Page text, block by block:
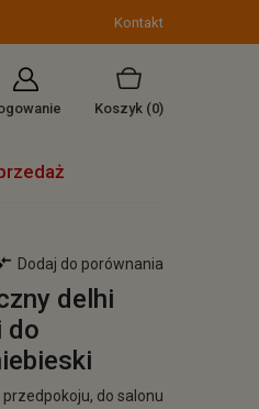
Kontakt
Koszyk (0)
Dodaj do porównania
delhi
do
do salonu